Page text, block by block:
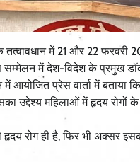
तत्वावधान में 21 और 22 फरवरी
सम्मेलन में देश-विदेश के प्रमुख
आयोजित प्रेस वार्ता में बताया
उद्देश्य महिलाओं में हृदय
रोग ही है, फिर भी अक्सर